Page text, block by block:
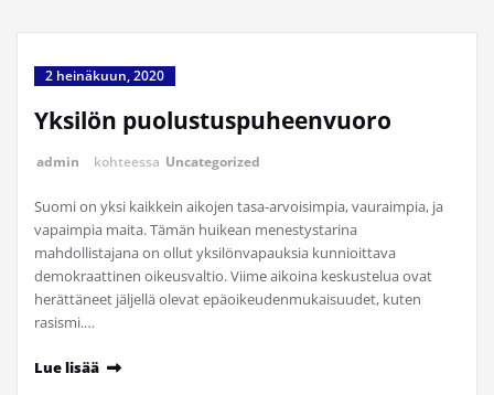
2 heinäkuun, 2020
Yksilön puolustuspuheenvuoro
admin kohteessa Uncategorized
Suomi on yksi kaikkein aikojen tasa-arvoisimpia, vauraimpia, ja
vapaimpia maita. Tämän huikean menestystarina
mahdollistajana on ollut yksilönvapauksia kunnioittava
demokraattinen oikeusvaltio. Viime aikoina keskustelua ovat
herättäneet jäljellä olevat epäoikeudenmukaisuudet, kuten
rasismi.…
Lue lisää